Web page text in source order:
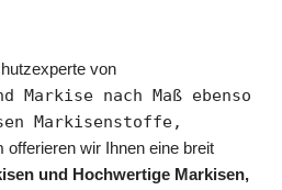
von
Markise nach Maß ebenso
Markisenstoffe,
offerieren wir Ihnen eine breit
und Hochwertige Markisen,